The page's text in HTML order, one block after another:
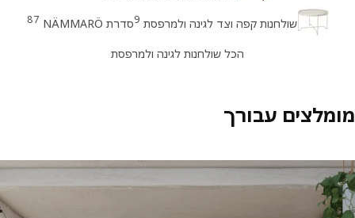
שולחנות קפה וצד לגינה ולמרפסת 9סדרת NÄMMARÖ 87
הכל שולחנות לגינה ולמרפסת
עבורך